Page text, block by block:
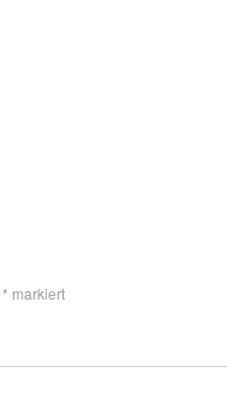
* markiert